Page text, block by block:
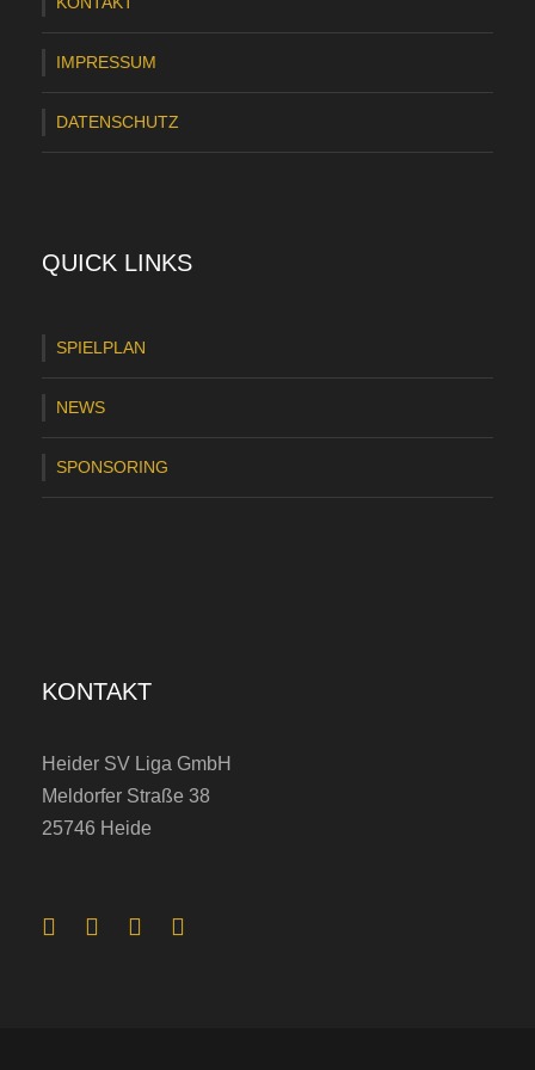
e
r
c
:
e
i
e
r
r
f
l
IMPRESSUM
DATENSCHUTZ
QUICK LINKS
SPIELPLAN
NEWS
SPONSORING
KONTAKT
Heider SV Liga GmbH
Meldorfer Straße 38
25746 Heide